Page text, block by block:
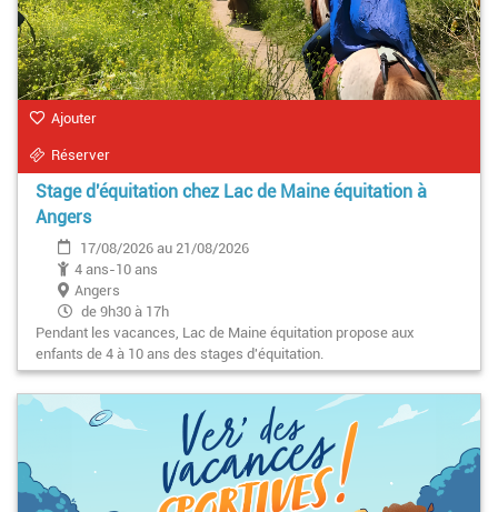
Ajouter
Réserver
Stage d'équitation chez Lac de Maine équitation à
Angers
17/08/2026 au 21/08/2026
4 ans-10 ans
Angers
de 9h30 à 17h
Pendant les vacances, Lac de Maine équitation propose aux
enfants de 4 à 10 ans des stages d'équitation.